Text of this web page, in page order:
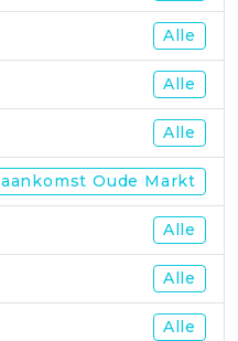
Alle
Alle
Alle
aankomst Oude Markt
Alle
Alle
Alle